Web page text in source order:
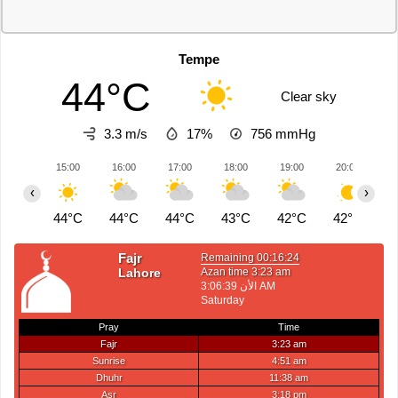
Tempe
44°C Clear sky
3.3 m/s 17% 756 mmHg
15:00
44°C
16:00
44°C
17:00
44°C
18:00
43°C
19:00
42°C
20:00
42°C
‹ ›